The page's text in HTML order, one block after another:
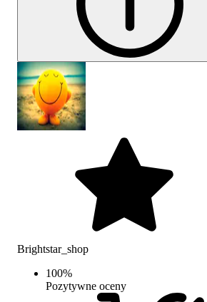
Brightstar_shop
100%
Pozytywne oceny